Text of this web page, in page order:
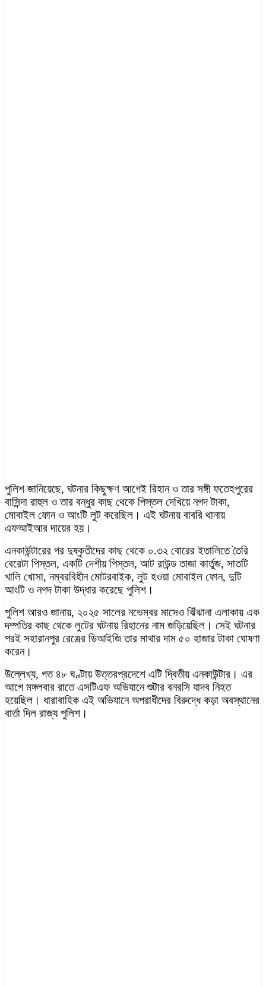
পুলিশ জানিয়েছে, ঘটনার কিছুক্ষণ আগেই রিহান ও তার সঙ্গী ফতেহপুরের
বাসিন্দা রাহুল ও তার বন্ধুর কাছ থেকে পিস্তল দেখিয়ে নগদ টাকা,
মোবাইল ফোন ও আংটি লুট করেছিল। এই ঘটনায় বাবরি থানায়
এফআইআর দায়ের হয়।
এনকাউন্টারের পর দুষ্কৃতীদের কাছ থেকে ০.৩২ বোরের ইতালিতে তৈরি
বেরেটা পিস্তল, একটি দেশীয় পিস্তল, আট রাউন্ড তাজা কার্তুজ, সাতটি
খালি খোসা, নম্বরবিহীন মোটরবাইক, লুট হওয়া মোবাইল ফোন, দুটি
আংটি ও নগদ টাকা উদ্ধার করেছে পুলিশ।
পুলিশ আরও জানায়, ২০২৫ সালের নভেম্বর মাসেও ঝিঁঝানা এলাকায় এক
দম্পতির কাছ থেকে লুটের ঘটনায় রিহানের নাম জড়িয়েছিল। সেই ঘটনার
পরই সহারানপুর রেঞ্জের ডিআইজি তার মাথার দাম ৫০ হাজার টাকা ঘোষণা
করেন।
উল্লেখ্য, গত ৪৮ ঘণ্টায় উত্তরপ্রদেশে এটি দ্বিতীয় এনকাউন্টার। এর
আগে মঙ্গলবার রাতে এসটিএফ অভিযানে শুটার বনরসি যাদব নিহত
হয়েছিল। ধারাবাহিক এই অভিযানে অপরাধীদের বিরুদ্ধে কড়া অবস্থানের
বার্তা দিল রাজ্য পুলিশ।